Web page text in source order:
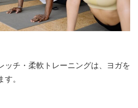
ッチ・柔軟トレーニングは、ヨガを
。